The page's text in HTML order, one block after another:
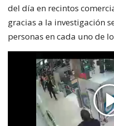
del día en recintos
gracias a la investigación
personas en cada uno de